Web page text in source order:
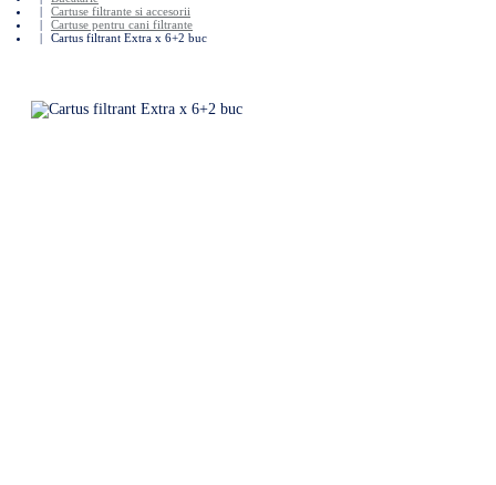
Cartuse filtrante si accesorii
Cartuse pentru cani filtrante
Cartus filtrant Extra x 6+2 buc